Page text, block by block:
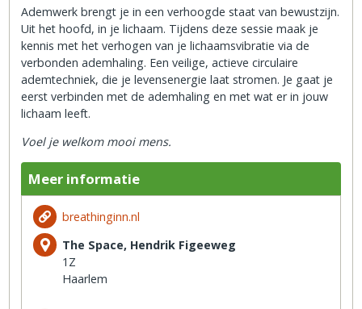
Ademwerk brengt je in een verhoogde staat van bewustzijn.
Uit het hoofd, in je lichaam. Tijdens deze sessie maak je
kennis met het verhogen van je lichaamsvibratie via de
verbonden ademhaling. Een veilige, actieve circulaire
ademtechniek, die je levensenergie laat stromen. Je gaat je
eerst verbinden met de ademhaling en met wat er in jouw
lichaam leeft.
Voel je welkom mooi mens.
Meer informatie
breathinginn.nl
The Space, Hendrik Figeeweg
1Z
Haarlem